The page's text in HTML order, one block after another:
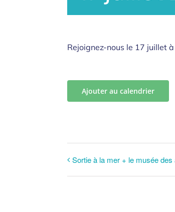
Rejoignez-nous le 17 juillet
Ajouter au calendrier
Sortie à la mer + le musée des